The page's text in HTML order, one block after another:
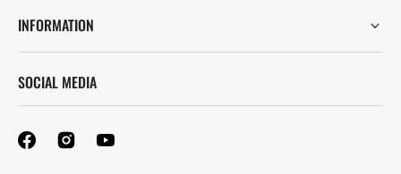
INFORMATION
SOCIAL MEDIA